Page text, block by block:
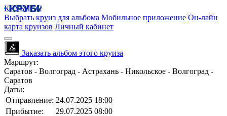
КРУБИСС
Выбрать круиз для альбома Мобильное приложение Он-лайн
карта круизов Личный кабинет
Заказать альбом этого круиза
Маршрут:
Саратов - Волгоград - Астрахань - Никольское - Волгоград -
Саратов
Даты:
Отправление: 24.07.2025 18:00
Прибытие:
29.07.2025 08:00